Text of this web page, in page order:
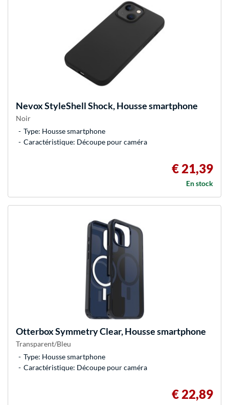
NevoxStyleShell Shock, Housse smartphone
Noir
Type: Housse smartphone
Caractéristique: Découpe pour caméra
€ 21,39
En stock
OtterboxSymmetry Clear, Housse smartphone
Transparent/Bleu
Type: Housse smartphone
Caractéristique: Découpe pour caméra
€ 22,89